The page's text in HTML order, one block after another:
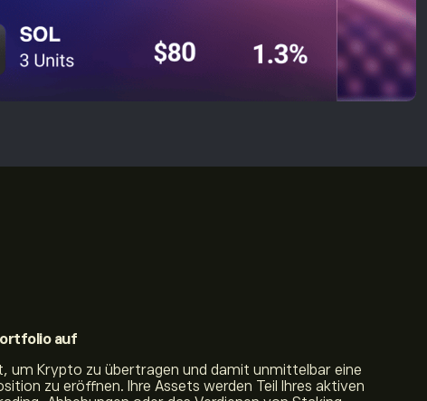
auf
um Krypto zu übertragen und damit unmittelbar eine
zu eröffnen. Ihre Assets werden Teil Ihres aktiven